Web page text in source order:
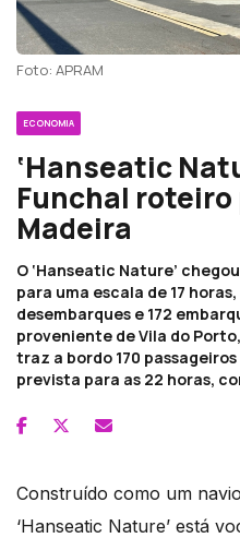
Foto: APRAM
ECONOMIA
‘Hanseatic
Funchal roteiro
Madeira
O ‘Hanseatic Nature’
para uma escala de 17
desembarques e 172
proveniente de Vila do
traz a bordo 170
prevista para as 22 horas,
Construído como um
‘Hanseatic Nature’ está